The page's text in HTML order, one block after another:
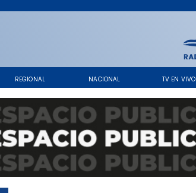
REGIONAL NACIONAL TV EN VIVO